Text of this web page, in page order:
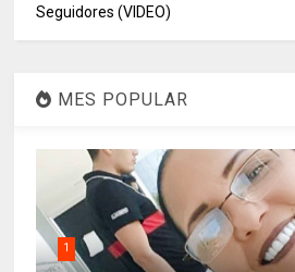
Seguidores (VIDEO)
MES POPULAR
1